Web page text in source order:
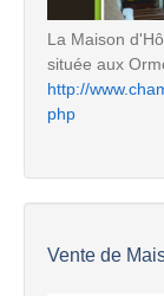
La Maison
située aux
http://
php
Vente de